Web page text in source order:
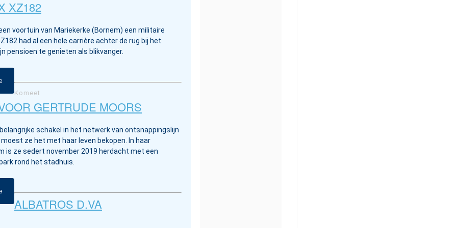
XZ182
voortuin van Mariekerke (Bornem) een militaire
had al een hele carrière achter de rug bij het
pensioen te genieten als blikvanger.
Komeet
GERTRUDE MOORS
schakel in het netwerk van ontsnappingslijn
ze het met haar leven bekopen. In haar
is ze sedert november 2019 herdacht met een
rond het stadhuis.
ALBATROS D.VA